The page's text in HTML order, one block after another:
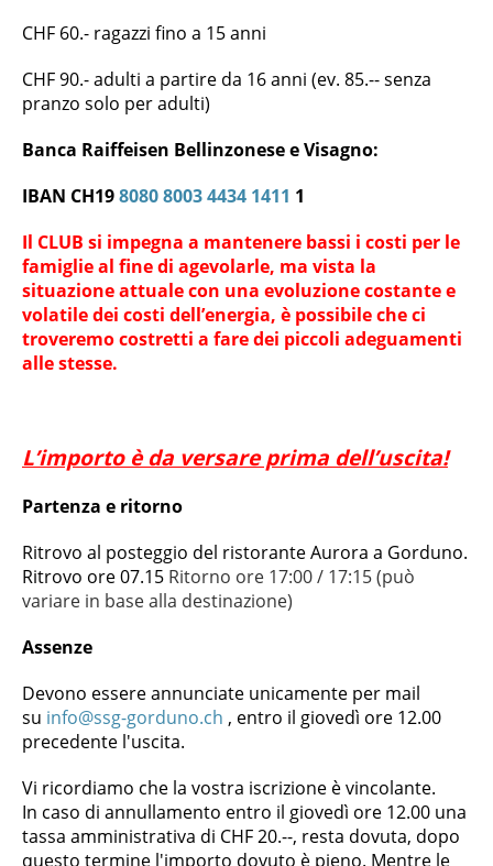
CHF 60.- ragazzi fino a 15 anni
CHF 90.- adulti a partire da 16 anni (ev. 85.-- senza
pranzo solo per adulti)
Banca Raiffeisen Bellinzonese e Visagno:
IBAN CH198080 8003 4434 1411 1
Il CLUB si impegna a mantenere bassi i costi per le
famiglie al fine di agevolarle, ma vista la
situazione attuale con una evoluzione costante e
volatile dei costi dell’energia, è possibile che ci
troveremo costretti a fare dei piccoli adeguamenti
alle stesse.
L’importo è da versare prima dell’uscita!
Partenza e ritorno
Ritrovo al posteggio del ristorante Aurora a Gorduno.
Ritrovo ore 07.15 Ritorno ore 17:00 / 17:15 (può
variare in base alla destinazione)
Assenze
Devono essere annunciate unicamente per mail
su info@ssg-gorduno.ch , entro il giovedì ore 12.00
precedente l'uscita.
Vi ricordiamo che la vostra iscrizione è vincolante.
In caso di annullamento entro il giovedì ore 12.00 una
tassa amministrativa di CHF 20.--, resta dovuta, dopo
questo termine l'importo dovuto è pieno. Mentre le